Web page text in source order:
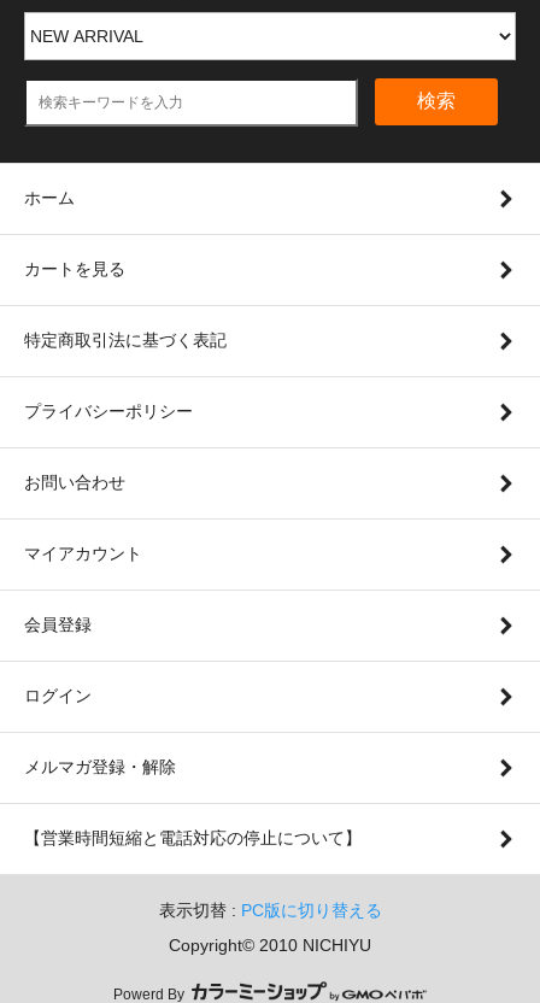
検索
ホーム
カートを見る
特定商取引法に基づく表記
プライバシーポリシー
お問い合わせ
マイアカウント
会員登録
ログイン
メルマガ登録・解除
【営業時間短縮と電話対応の停止について】
表示切替 : PC版に切り替える
Copyright© 2010 NICHIYU
Powerd By